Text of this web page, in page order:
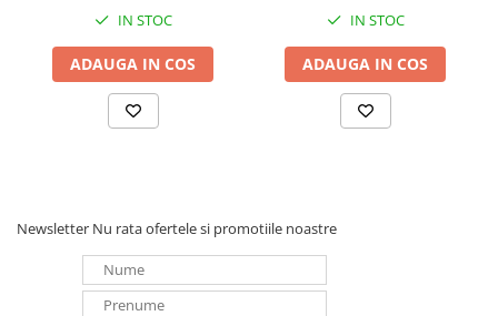
IN STOC
ADAUGA IN COS
IN STOC
ADAUGA IN COS
Newsletter Nu rata ofertele si promotiile noastre